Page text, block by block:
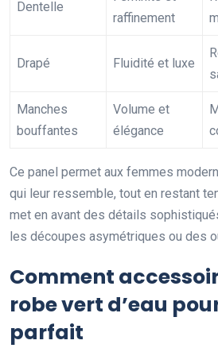
Dentelle
raffinement
Drapé Fluidité et luxe
Manches
bouffantes
Volume et
élégance
Ce panel permet aux femmes
qui leur ressemble, tout en restant
met en avant des détails
les découpes asymétriques ou des
Comment
robe vert d’eau
parfait